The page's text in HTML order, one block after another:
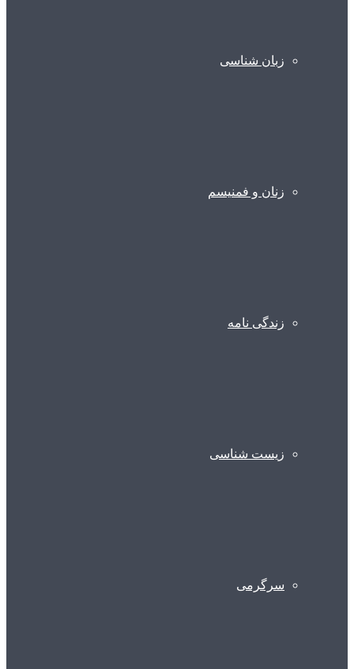
زبان شناسی
زنان و فمنیسم
زندگی نامه
زیست شناسی
سرگرمی